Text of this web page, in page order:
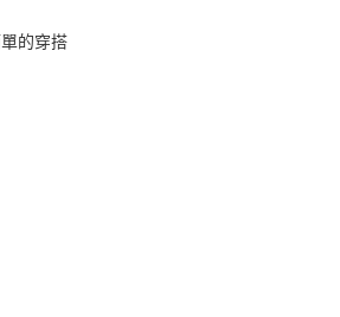
，可選擇「超商條碼／台灣大直營門市／銀行轉
」等通路繳費。
份有限公司」（以下簡稱本公司）所提供，讓
購買商品或服務，並由商店將買賣／分期付款
依約使用本公司帳單繳交帳款。
）提供予台灣大哥大進項蒐集、處理及利用，
單所需資料之確認、核對及更正。
以下連結：
先享後付」後，將跳轉至「AFTEE先享後付」
到繳費通知簡訊。
進行付款，方視為交易完成。
下不需立刻繳費，但若您需要取消訂單，請聯絡
同意取消之訂單仍視為有效，需透過AFTEE先享
先享後付 」之結帳頁面顯示為準，若有關於
消欲退款等相關疑問，請聯繫「AFTEE先享後付
support/home
含以上)免運費
以上)免運費
的穿搭